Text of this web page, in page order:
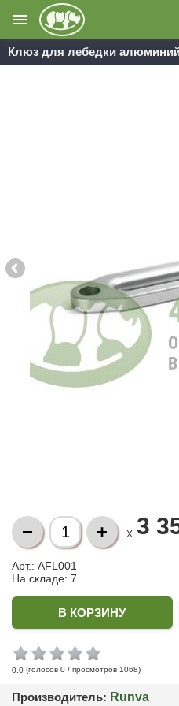
Клюз для лебедки алюминий
X 3
Арт.: AFL001
На складе: 7
0.0 (голосов 0 / просмотров 1068)
Производитель: Runva